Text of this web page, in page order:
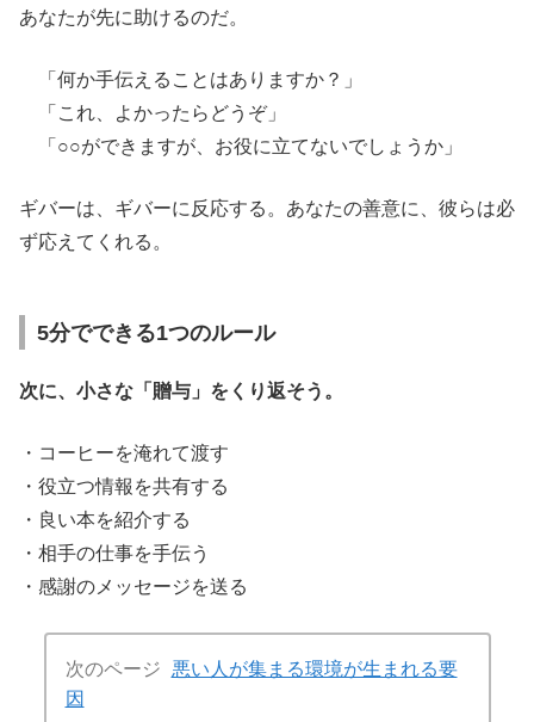
あなたが先に助けるのだ。
「何か手伝えることはありますか？」
「これ、よかったらどうぞ」
「○○ができますが、お役に立てないでしょうか」
ギバーは、ギバーに反応する。あなたの善意に、彼らは必
ず応えてくれる。
5分でできる1つのルール
次に、小さな「贈与」をくり返そう。
・コーヒーを淹れて渡す
・役立つ情報を共有する
・良い本を紹介する
・相手の仕事を手伝う
・感謝のメッセージを送る
次のページ
悪い人が集まる環境が生まれる要
因